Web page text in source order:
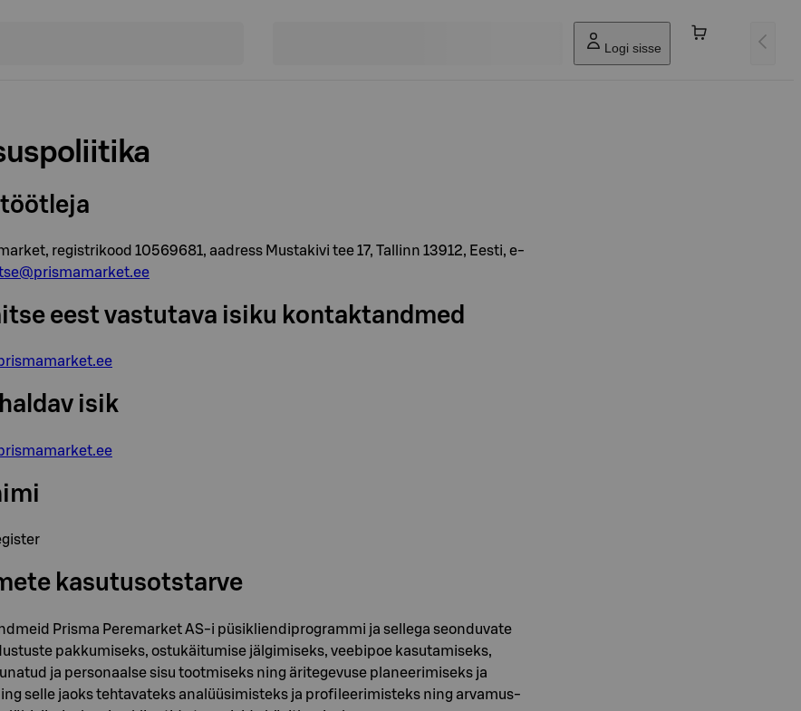
Logi sisse
registrikood 10569681, aadress Mustakivi tee 17, Tallinn 13912, Eesti, e-
eest vastutava isiku kontaktandmed
isik
kasutusotstarve
Prisma Peremarket AS-i püsikliendiprogrammi ja sellega seonduvate
pakkumiseks, ostukäitumise jälgimiseks, veebipoe kasutamiseks,
ja personaalse sisu tootmiseks ning äritegevuse planeerimiseks ja
selle jaoks tehtavateks analüüsimisteks ja profileerimisteks ning arvamus-